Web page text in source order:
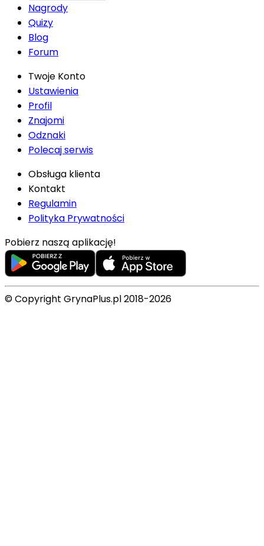
Nagrody
Quizy
Blog
Forum
Twoje Konto
Ustawienia
Profil
Znajomi
Odznaki
Polecaj serwis
Obsługa klienta
Kontakt
Regulamin
Polityka Prywatności
Pobierz naszą aplikację!
© Copyright GrynaPlus.pl 2018-2026